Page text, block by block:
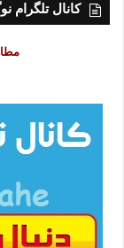
کانال تلگرام